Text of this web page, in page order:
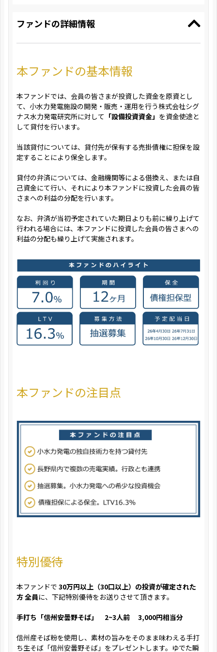
ファンドの詳細情報
本ファンドの基本情報
本ファンドでは、会員の皆さまが投資した資金を原資とし
て、小水力発電施設の開発・販売・運用を行う株式会社シグ
ナス水力発電研究所に対して 「設備投資資金」 を資金使途と
して貸付を行います。
当該貸付については、貸付先が保有する売掛債権に担保を設
定することにより保全します。
貸付の弁済については、金融機関等による借換え、または自
己資金にて行い、それにより本ファンドに投資した会員の皆
さまへの利益の分配を行います。
なお、弁済が当初予定されていた期日よりも前に繰り上げて
行われる場合には、本ファンドに投資した会員の皆さまへの
利益の分配も繰り上げて実施されます。
本ファンドの注目点
特別優待
本ファンドで 30万円以上（30口以上）の投資が確定された
方 全員に、下記特別優待をお送りさせて頂きます。
手打ち「信州安曇野そば」 2~3人前 3,000円相当分
信州産そば粉を使用し、素材の旨みをそのまま味わえる手打
ち生そば「信州安曇野そば」をプレゼントします。ゆでた瞬